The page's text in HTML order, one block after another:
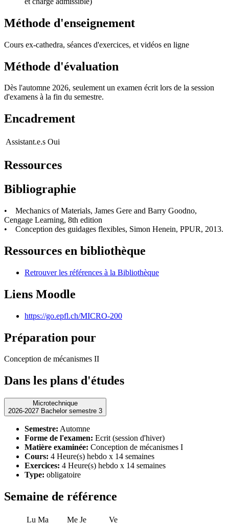
Méthode d'enseignement
Cours ex-cathedra, séances d'exercices, et vidéos en ligne
Méthode d'évaluation
Dès l'automne 2026, seulement un examen écrit lors de la session
d'examens à la fin du semestre.
Encadrement
Assistant.e.s Oui
Ressources
Bibliographie
• Mechanics of Materials, James Gere and Barry Goodno,
Cengage Learning, 8th edition
• Conception des guidages flexibles, Simon Henein, PPUR, 2013.
Ressources en bibliothèque
Retrouver les références à la Bibliothèque
Liens Moodle
https://go.epfl.ch/MICRO-200
Préparation pour
Conception de mécanismes II
Dans les plans d'études
Microtechnique
2026-2027 Bachelor semestre 3
Semestre: Automne
Forme de l'examen: Ecrit (session d'hiver)
Matière examinée: Conception de mécanismes I
Cours: 4 Heure(s) hebdo x 14 semaines
Exercices: 4 Heure(s) hebdo x 14 semaines
Type: obligatoire
Semaine de référence
Lu Ma Me Je
Ve